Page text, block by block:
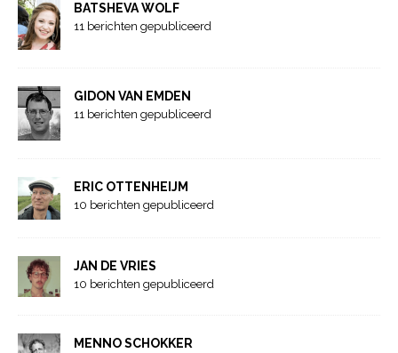
BATSHEVA WOLF
11 berichten gepubliceerd
GIDON VAN EMDEN
11 berichten gepubliceerd
ERIC OTTENHEIJM
10 berichten gepubliceerd
JAN DE VRIES
10 berichten gepubliceerd
MENNO SCHOKKER